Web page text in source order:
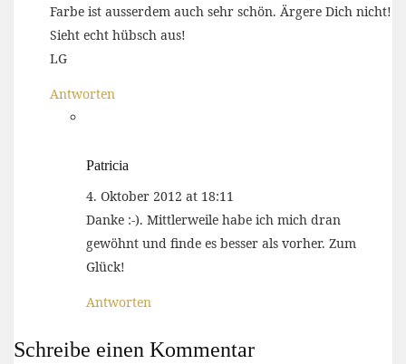
Farbe ist ausserdem auch sehr schön. Ärgere Dich nicht!
Sieht echt hübsch aus!
LG
Antworten
Patricia
4. Oktober 2012 at 18:11
Danke :-). Mittlerweile habe ich mich dran
gewöhnt und finde es besser als vorher. Zum
Glück!
Antworten
Schreibe einen Kommentar